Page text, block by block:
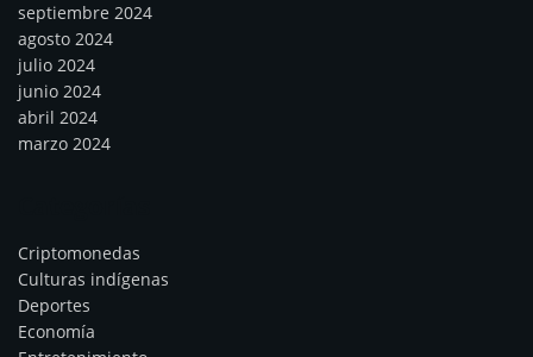
septiembre 2024
agosto 2024
julio 2024
junio 2024
abril 2024
marzo 2024
Criptomonedas
Culturas indígenas
Deportes
Economía